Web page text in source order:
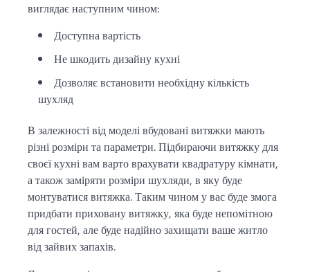
виглядає наступним чином:
Доступна вартість
Не шкодить дизайну кухні
Дозволяє встановити необхідну кількість
шухляд
В залежності від моделі вбудовані витяжки мають
різні розміри та параметри. Підбираючи витяжку для
своєї кухні вам варто врахувати квадратуру кімнати,
а також заміряти розміри шухляди, в яку буде
монтуватися витяжка. Таким чином у вас буде змога
придбати приховану витяжку, яка буде непомітною
для гостей, але буде надійно захищати ваше житло
від зайвих запахів.